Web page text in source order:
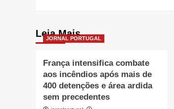
Leia Mais
JORNAL PORTUGAL
França intensifica combate
aos incêndios após mais de
400 detenções e área ardida
sem precedentes